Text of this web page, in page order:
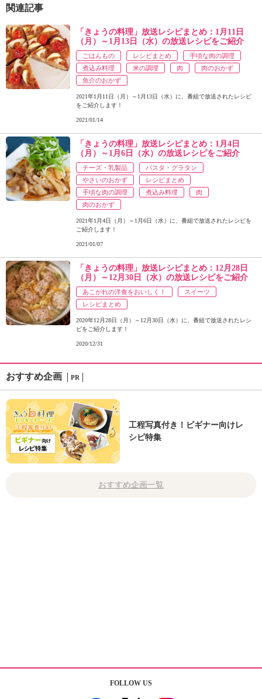
関連記事
「きょうの料理」放送レシピまとめ：1月11日
（月）～1月13日（水）の放送レシピをご紹介
ごはんもの レシピまとめ
手頃な肉の調理
煮込み料理
米の調理 肉
肉のおかず
魚介のおかず
2021年1月11日（月）～1月13日（水）に、番組で放送されたレシピ
をご紹介します！
2021/01/14
「きょうの料理」放送レシピまとめ：1月4日
（月）～1月6日（水）の放送レシピをご紹介
チーズ・乳製品
パスタ・グラタン
やさいのおかず
レシピまとめ
手頃な肉の調理
煮込み料理
肉
肉のおかず
2021年1月4日（月）～1月6日（水）に、番組で放送されたレシピを
ご紹介します！
2021/01/07
「きょうの料理」放送レシピまとめ：12月28日
（月）～12月30日（水）の放送レシピをご紹介
あこがれの洋食をおいしく！
スイーツ
レシピまとめ
2020年12月28日（月）～12月30日（水）に、番組で放送されたレシ
ピをご紹介します！
2020/12/31
おすすめ企画 PR
工程写真付き！ビギナー向けレ
シピ特集
おすすめ企画一覧
FOLLOW US